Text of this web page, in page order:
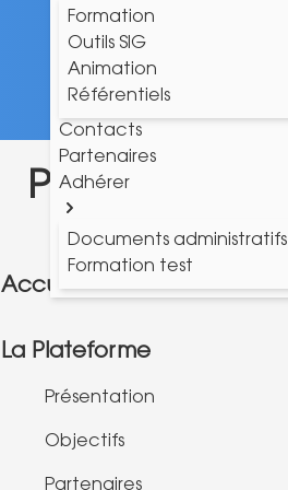
Formation
Outils SIG
Animation
Référentiels
Contacts
Partenaires
Adhérer
Documents administratifs
Formation test
Plan du site
Accueil
La Plateforme
Présentation
Objectifs
Partenaires